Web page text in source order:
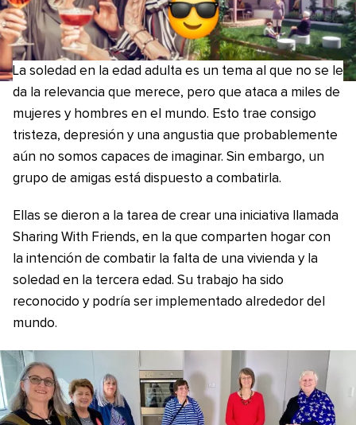
La soledad en la edad adulta es un tema al que no se le
da la relevancia que merece, pero que ataca a miles de
mujeres y hombres en el mundo. Esto trae consigo
tristeza, depresión y una angustia que probablemente
aún no somos capaces de imaginar. Sin embargo, un
grupo de amigas está dispuesto a combatirla.
Ellas se dieron a la tarea de crear una iniciativa llamada
Sharing With Friends, en la que comparten hogar con
la intención de combatir la falta de una vivienda y la
soledad en la tercera edad. Su trabajo ha sido
reconocido y podría ser implementado alrededor del
mundo.